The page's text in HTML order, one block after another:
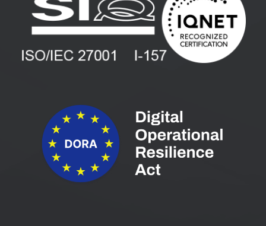
Vlagatelji
Pogoji in pogodbe
Spletni seminarji